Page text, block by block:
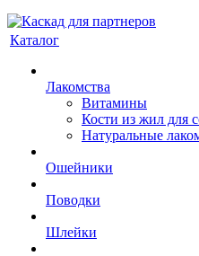
Каталог
Лакомства
Витамины
Кости из жил для
Натуральные
Ошейники
Поводки
Шлейки